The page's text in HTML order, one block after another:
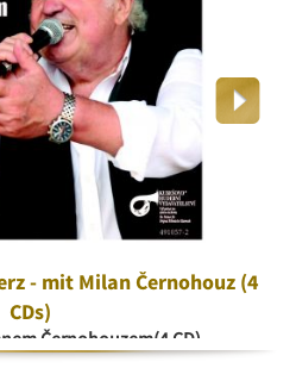
- mit Milan Černohouz (4
CDs)
Černohouzem(4 CD)